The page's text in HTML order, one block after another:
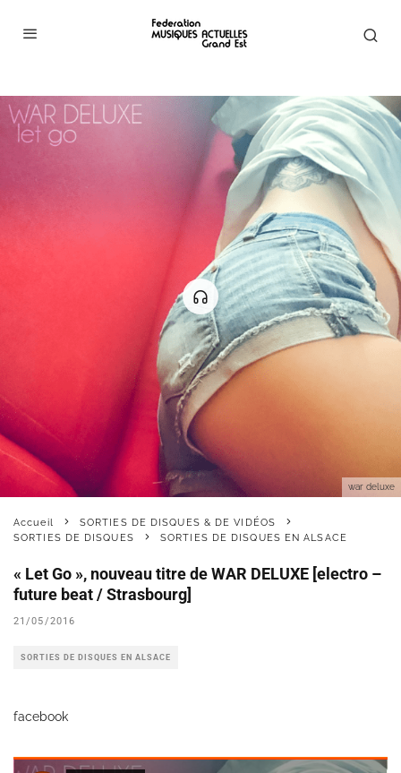
war deluxe
Accueil
SORTIES DE DISQUES & DE VIDÉOS
SORTIES DE DISQUES
SORTIES DE DISQUES EN ALSACE
« Let Go », nouveau titre de WAR DELUXE [electro –
future beat / Strasbourg]
21/05/2016
SORTIES DE DISQUES EN ALSACE
facebook